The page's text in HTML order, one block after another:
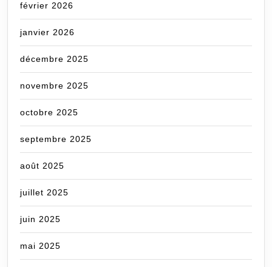
février 2026
janvier 2026
décembre 2025
novembre 2025
octobre 2025
septembre 2025
août 2025
juillet 2025
juin 2025
mai 2025